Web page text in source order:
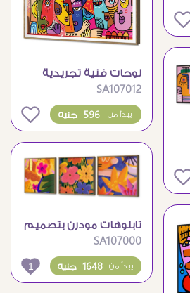
لوحات فنية تجريدية
بوجوه ملونة للديكور
المودرن
SA107012
596 جنيه يبدأ من 0
تابلوهات مودرن بتصميم
زهور ملونة وجذابة
SA107000
1648 جنيه يبدأ من 1